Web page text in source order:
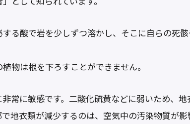
る酸で岩を少しずつ溶かし、そこに自らの死
物は根を下ろすことができません。
常に敏感です。二酸化硫黄などに弱いため、
地衣類が減少するのは、空気中の汚染物質が影